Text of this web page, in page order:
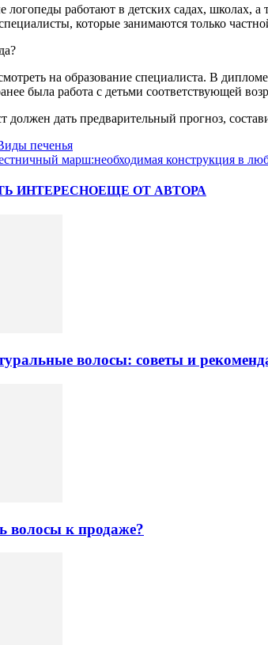
работают в детских садах, школах,
которые занимаются только
на образование специалиста. В
была работа с детьми соответствующей
должен дать предварительный прогноз,
печенья
марш:необходимая конструкция в
ИНТЕРЕСНОЕЩЕ ОТ АВТОРА
волосы: советы и
волосы к продаже?